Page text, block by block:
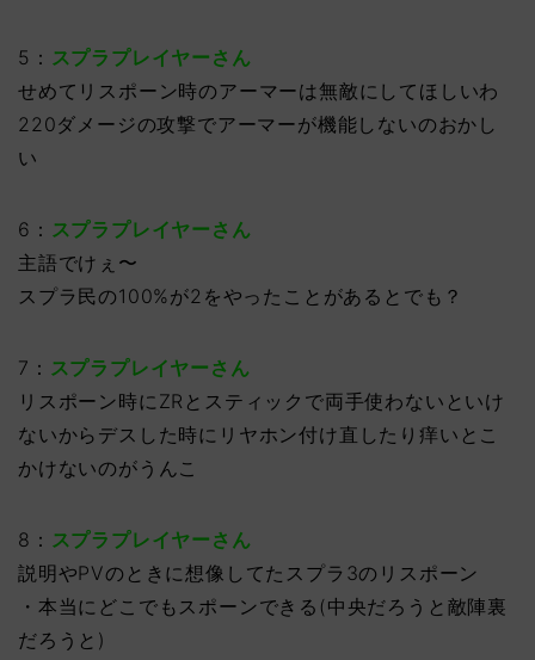
5： スプラプレイヤーさん
せめてリスポーン時のアーマーは無敵にしてほしいわ
220ダメージの攻撃でアーマーが機能しないのおかし
い
6： スプラプレイヤーさん
主語でけぇ〜
スプラ民の100%が2をやったことがあるとでも？
7： スプラプレイヤーさん
リスポーン時にZRとスティックで両手使わないといけ
ないからデスした時にリヤホン付け直したり痒いとこ
かけないのがうんこ
8： スプラプレイヤーさん
説明やPVのときに想像してたスプラ3のリスポーン
・本当にどこでもスポーンできる(中央だろうと敵陣裏
だろうと)